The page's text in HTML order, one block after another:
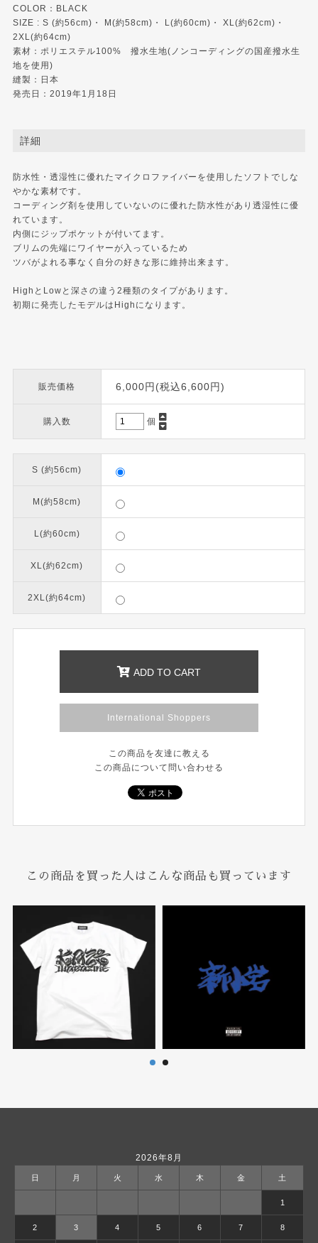
COLOR：BLACK
SIZE : S (約56cm)・ M(約58cm)・ L(約60cm)・ XL(約62cm)・
2XL(約64cm)
素材：ポリエステル100% 撥水生地(ノンコーディングの国産撥水生
地を使用)
縫製：日本
発売日：2019年1月18日
詳細
防水性・透湿性に優れたマイクロファイバーを使用したソフトでしな
やかな素材です。
コーディング剤を使用していないのに優れた防水性があり透湿性に優
れています。
内側にジップポケットが付いてます。
ブリムの先端にワイヤーが入っているため
ツバがよれる事なく自分の好きな形に維持出来ます。
HighとLowと深さの違う2種類のタイプがあります。
初期に発売したモデルはHighになります。
販売価格 6,000円(税込6,600円)
購入数 個
S (約56cm)
M(約58cm)
L(約60cm)
XL(約62cm)
2XL(約64cm)
ADD TO CART
International Shoppers
この商品を友達に教える
この商品について問い合わせる
この商品を買った人はこんな商品も買っています
2026年8月
日 月 火 水 木 金 土
1
2 3 4 5 6 7 8